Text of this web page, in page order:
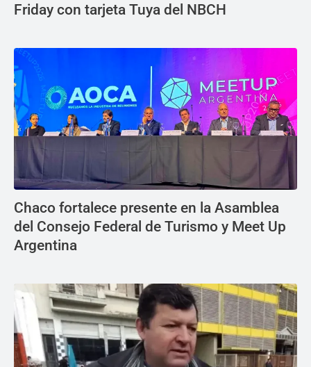
Friday con tarjeta Tuya del NBCH
Chaco fortalece presente en la Asamblea
del Consejo Federal de Turismo y Meet Up
Argentina